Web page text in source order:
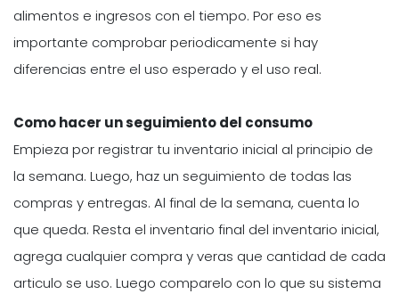
alimentos e ingresos con el tiempo. Por eso es
importante comprobar periodicamente si hay
diferencias entre el uso esperado y el uso real.
Como hacer un seguimiento del consumo
Empieza por registrar tu inventario inicial al principio de
la semana. Luego, haz un seguimiento de todas las
compras y entregas. Al final de la semana, cuenta lo
que queda. Resta el inventario final del inventario inicial,
agrega cualquier compra y veras que cantidad de cada
articulo se uso. Luego comparelo con lo que su sistema